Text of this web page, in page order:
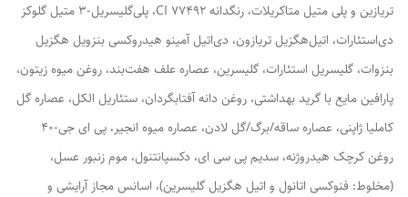
تریازین و پلی متیل متاکریلات، رنگدانه 77492 CI، پلی‌گلیسریل-3 متیل گلوکز
دی‌استئارات، اتیل‌هگزیل تریازون، دی‌اتیل آمینو هیدروکسی بنزویل هگزیل
بنزوات، گلیسریل استئارات، گلیسرین، عصاره علف هفت‌بند، روغن میوه زیتون،
پارافین مایع با گرید بهداشتی، روغن دانه آفتابگردان، ستئاریل الکل، عصاره گل
کاملیا ژاپنی، عصاره ساقه/برگ/گل لادن، عصاره میوه انجیر، پی ای جی-40
روغن کرچک هیدروژنه، سدیم پی سی ای، دکسپانتنول، موم زنبور عسل،
(مخلوط: فنوکسی اتانول و اتیل هگزیل گلیسرین)، اسانس مجاز آرایشی و